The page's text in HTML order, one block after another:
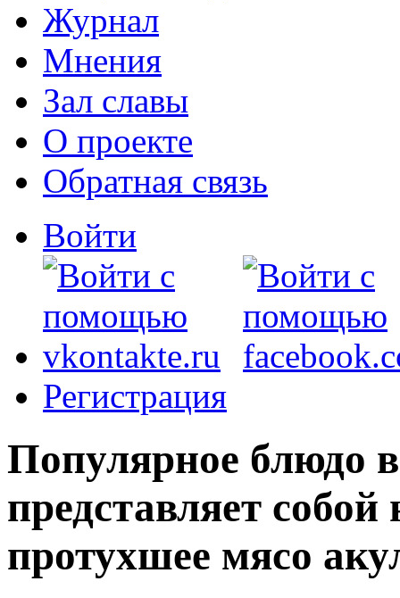
Журнал
Мнения
Зал славы
О проекте
Обратная связь
Войти
Регистрация
Популярное блюдо
представляет
протухшее мясо